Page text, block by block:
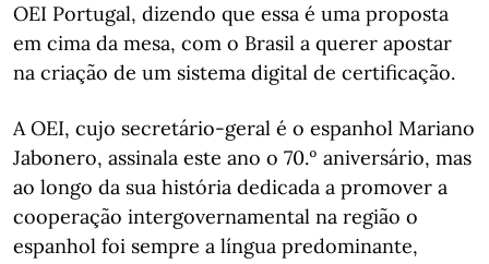
OEI Portugal, dizendo que essa é uma proposta
em cima da mesa, com o Brasil a querer apostar
na criação de um sistema digital de certificação.
A OEI, cujo secretário-geral é o espanhol Mariano
Jabonero, assinala este ano o 70.º aniversário, mas
ao longo da sua história dedicada a promover a
cooperação intergovernamental na região o
espanhol foi sempre a língua predominante,